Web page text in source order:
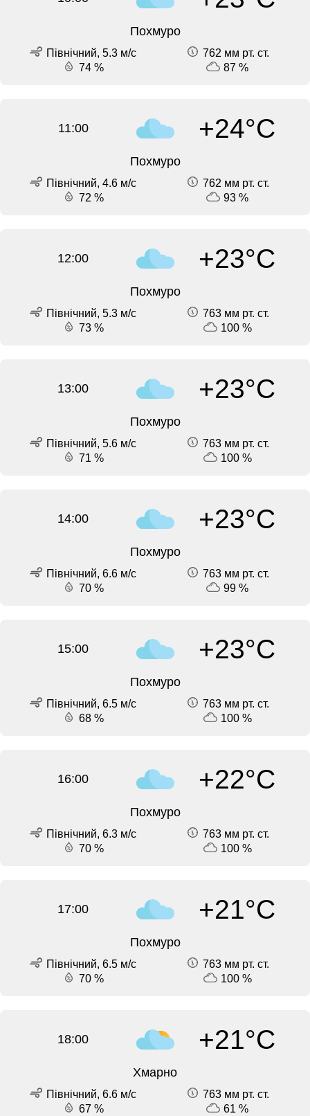
Похмуро
Північний, 5.3 м/с
762 мм рт. ст.
74 %
87 %
11:00 +24°C
Похмуро
Північний, 4.6 м/с
762 мм рт. ст.
72 %
93 %
12:00 +23°C
Похмуро
Північний, 5.3 м/с
763 мм рт. ст.
73 %
100 %
13:00 +23°C
Похмуро
Північний, 5.6 м/с
763 мм рт. ст.
71 %
100 %
14:00 +23°C
Похмуро
Північний, 6.6 м/с
763 мм рт. ст.
70 %
99 %
15:00 +23°C
Похмуро
Північний, 6.5 м/с
763 мм рт. ст.
68 %
100 %
16:00 +22°C
Похмуро
Північний, 6.3 м/с
763 мм рт. ст.
70 %
100 %
17:00 +21°C
Похмуро
Північний, 6.5 м/с
763 мм рт. ст.
70 %
100 %
18:00 +21°C
Хмарно
Північний, 6.6 м/с
763 мм рт. ст.
67 %
61 %